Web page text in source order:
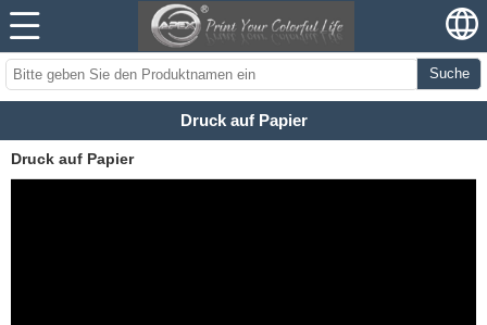
Suche
Druck auf Papier
Druck auf Papier